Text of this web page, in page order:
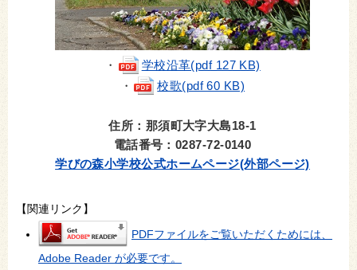
・
学校沿革(pdf 127 KB)
・
校歌(pdf 60 KB)
住所：那須町大字大島18-1
電話番号：0287-72-0140
学びの森小学校公式ホームページ(外部ページ)
【関連リンク】
PDFファイルをご覧いただくためには、
Adobe Reader が必要です。